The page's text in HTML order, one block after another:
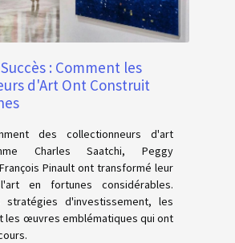
: Comment les
d'Art Ont Construit
des collectionneurs d'art
Charles Saatchi, Peggy
Pinault ont transformé leur
en fortunes considérables.
stratégies d'investissement, les
les œuvres emblématiques qui ont